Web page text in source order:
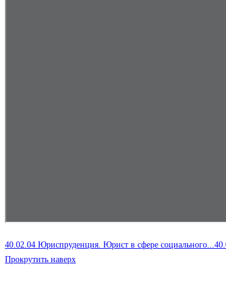
40.02.04 Юриспруденция. Юрист в сфере социального...
Прокрутить наверх